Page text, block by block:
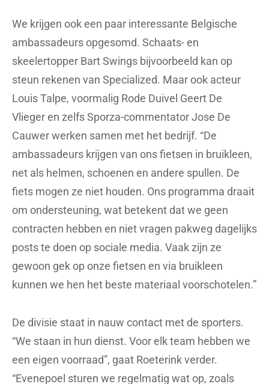
We krijgen ook een paar interessante Belgische
ambassadeurs opgesomd. Schaats- en
skeelertopper Bart Swings bijvoorbeeld kan op
steun rekenen van Specialized. Maar ook acteur
Louis Talpe, voormalig Rode Duivel Geert De
Vlieger en zelfs Sporza-commentator Jose De
Cauwer werken samen met het bedrijf. “De
ambassadeurs krijgen van ons fietsen in bruikleen,
net als helmen, schoenen en andere spullen. De
fiets mogen ze niet houden. Ons programma draait
om ondersteuning, wat betekent dat we geen
contracten hebben en niet vragen pakweg dagelijks
posts te doen op sociale media. Vaak zijn ze
gewoon gek op onze fietsen en via bruikleen
kunnen we hen het beste materiaal voorschotelen.”
De divisie staat in nauw contact met de sporters.
“We staan in hun dienst. Voor elk team hebben we
een eigen voorraad”, gaat Roeterink verder.
“Evenepoel sturen we regelmatig wat op, zoals